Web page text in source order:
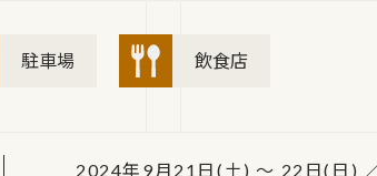
駐車場 飲食店
2024年9月21日(土) ～ 22日(日)